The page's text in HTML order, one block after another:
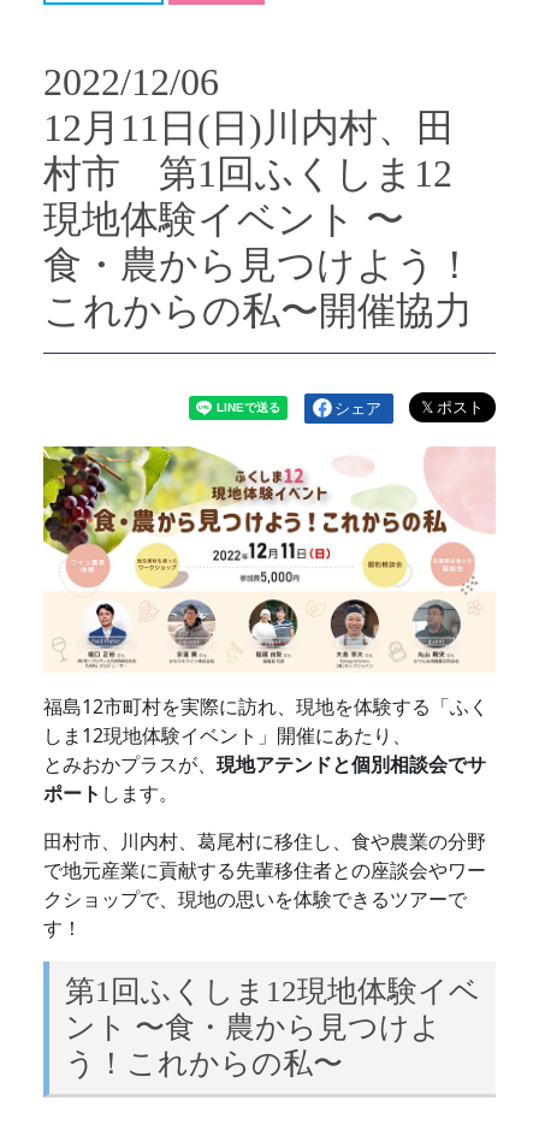
2022/12/06
12月11日(日)川内村、田
村市 第1回ふくしま12
現地体験イベント 〜
食・農から見つけよう！
これからの私〜開催協力
シェア
福島12市町村を実際に訪れ、現地を体験する「ふく
しま12現地体験イベント」開催にあたり、
とみおかプラスが、 現地アテンドと個別相談会でサ
ポート します。
田村市、川内村、葛尾村に移住し、食や農業の分野
で地元産業に貢献する先輩移住者との座談会やワー
クショップで、現地の思いを体験できるツアーで
す！
第1回ふくしま12現地体験イベ
ント 〜食・農から見つけよ
う！これからの私〜